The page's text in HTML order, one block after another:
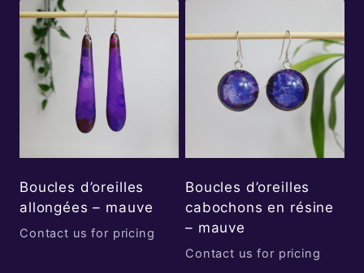
Boucles d’oreilles
allongées – mauve
Contact us for pricing
Boucles d’oreilles
cabochons en résine
– mauve
Contact us for pricing